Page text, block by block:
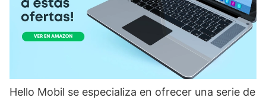
Hello Mobil se especializa en ofrecer una serie de